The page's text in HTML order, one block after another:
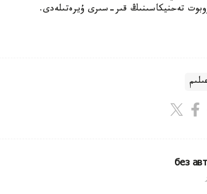
روبوت تەحنيكاسىنىڭ قىر-سىرى ۇيرەتىلەدى.
без